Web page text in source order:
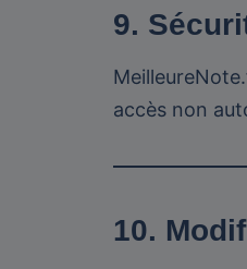
9.
accès non
10.